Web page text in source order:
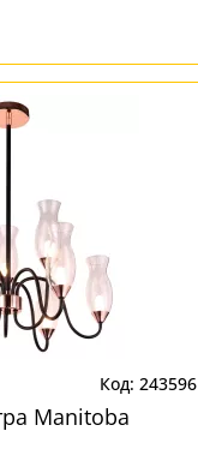
243596
Manitoba